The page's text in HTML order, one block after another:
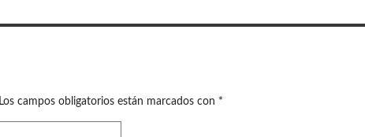
Los campos obligatorios están marcados con *